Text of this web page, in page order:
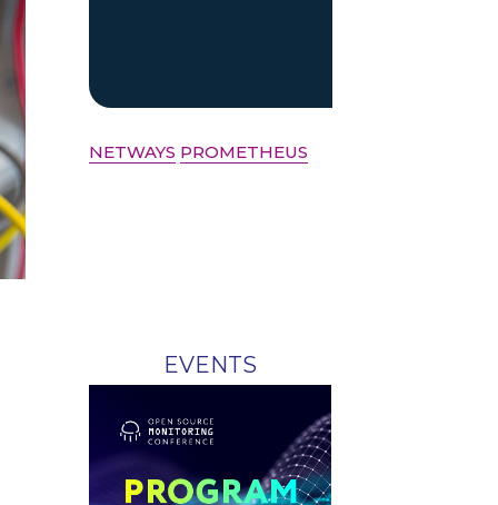
NETWAYS PROMETHEUS
EVENTS